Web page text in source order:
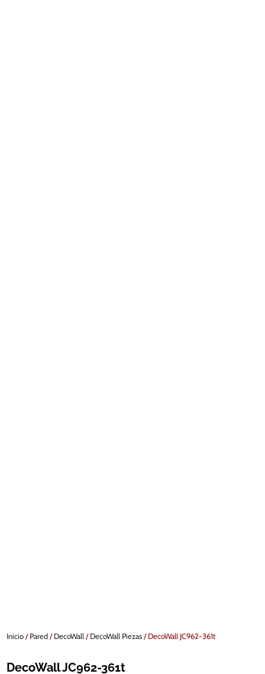
Inicio/Pared/DecoWall /DecoWall Piezas/ DecoWall JC962-361t
DecoWall JC962-361t